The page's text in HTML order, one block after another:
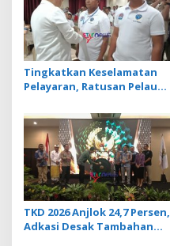
Tingkatkan Keselamatan
Pelayaran, Ratusan Pelaut
dan JMPR
TKD 2026 Anjlok 24,7 Persen,
Adkasi Desak Tambahan